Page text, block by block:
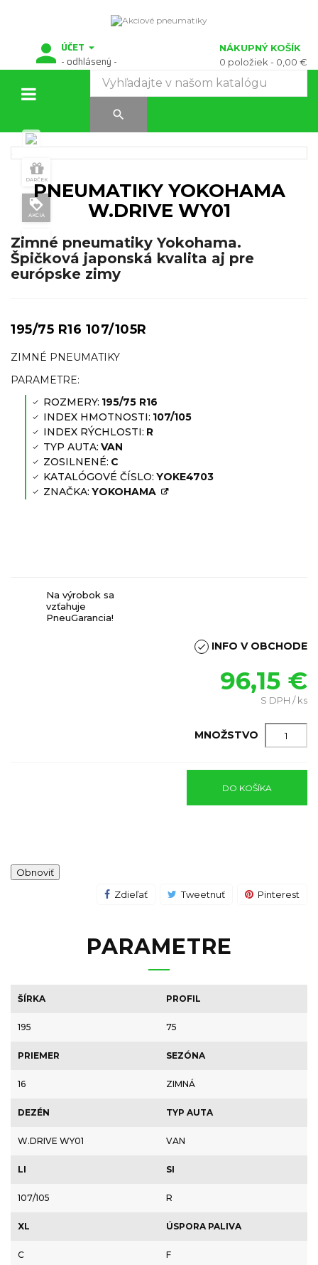
ÚČET 
- odhlásený -
NÁKUPNÝ KOŠÍK
0 položiek - 0,00 €

DARČEK
loyalty
AKCIA
PNEUMATIKY YOKOHAMA
W.DRIVE WY01
Zimné pneumatiky Yokohama.
Špičková japonská kvalita aj pre
európske zimy
195/75 R16 107/105R
ZIMNÉ PNEUMATIKY
PARAMETRE:
ROZMERY: 195/75 R16
INDEX HMOTNOSTI: 107/105
INDEX RÝCHLOSTI: R
TYP AUTA: VAN
ZOSILNENÉ: C
KATALÓGOVÉ ČÍSLO: YOKE4703
ZNAČKA: YOKOHAMA
Na výrobok sa
vzťahuje
PneuGarancia!
 INFO V OBCHODE
96,15 €
S DPH / ks
MNOŽSTVO
DO KOŠÍKA
Zdieľať Tweetnuť Pinterest
PARAMETRE
ŠÍRKA
195
PROFIL
75
PRIEMER
16
SEZÓNA
ZIMNÁ
DEZÉN
W.DRIVE WY01
TYP AUTA
VAN
LI
107/105
SI
R
XL
C
ÚSPORA PALIVA
F